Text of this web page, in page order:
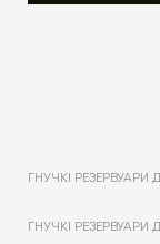
ГНУЧКІ
ГНУЧКІ РЕЗЕРВУАРИ